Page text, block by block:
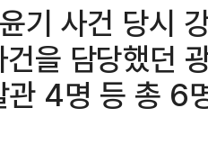
기 사건 당시
을 담당했던
관 4명 등 총 6